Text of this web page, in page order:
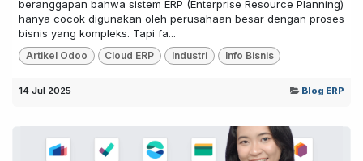
beranggapan bahwa sistem ERP (Enterprise Resource Planning)
hanya cocok digunakan oleh perusahaan besar dengan proses
bisnis yang kompleks. Tapi fa...
Artikel Odoo Cloud ERP Industri Info Bisnis
14 Jul 2025 Blog ERP